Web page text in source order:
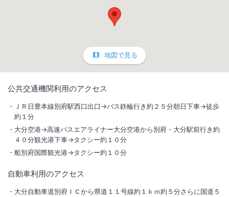
湯けむりたなびく鉄輪温泉に立地しており、温泉情緒にあふれていま
す。また地獄めぐりにも歩いて行け観光にも便利です。
大浴場あり
露天風呂あり
地図で見る
公共交通機関利用のアクセス
ＪＲ日豊本線別府駅西口出口→バス鉄輪行き約２５分朝日下車→徒歩
約１分
大分空港→高速バスエアライナー大分空港から別府・大分駅前行き約
４０分観光港下車→タクシー約１０分
船別府国際観光港→タクシー約１０分
自動車利用のアクセス
大分自動車道別府ＩＣから県道１１号線約１ｋｍ約５分さらに国道５